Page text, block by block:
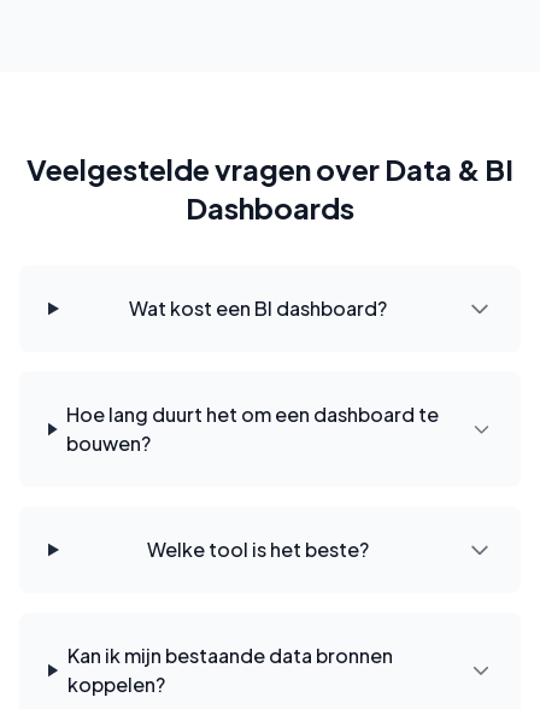
Veelgestelde vragen over Data & BI
Dashboards
Wat kost een BI dashboard?
Hoe lang duurt het om een dashboard te
bouwen?
Welke tool is het beste?
Kan ik mijn bestaande data bronnen
koppelen?